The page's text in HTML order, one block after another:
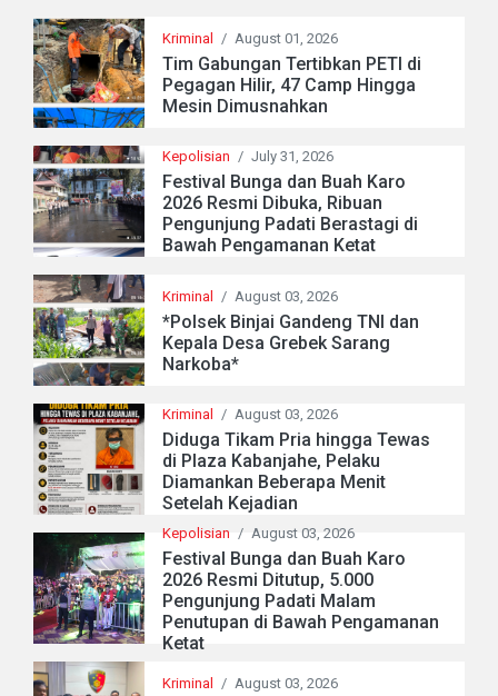
Kriminal / August 01, 2026
Tim Gabungan Tertibkan PETI di
Pegagan Hilir, 47 Camp Hingga
Mesin Dimusnahkan
Kepolisian / July 31, 2026
Festival Bunga dan Buah Karo
2026 Resmi Dibuka, Ribuan
Pengunjung Padati Berastagi di
Bawah Pengamanan Ketat
Kriminal / August 03, 2026
*Polsek Binjai Gandeng TNI dan
Kepala Desa Grebek Sarang
Narkoba*
Kriminal / August 03, 2026
Diduga Tikam Pria hingga Tewas
di Plaza Kabanjahe, Pelaku
Diamankan Beberapa Menit
Setelah Kejadian
Kepolisian / August 03, 2026
Festival Bunga dan Buah Karo
2026 Resmi Ditutup, 5.000
Pengunjung Padati Malam
Penutupan di Bawah Pengamanan
Ketat
Kriminal / August 03, 2026